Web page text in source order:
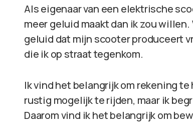
Als eigenaar van een elektrische
meer geluid maakt dan ik zou
geluid dat mijn scooter produceert
die ik op straat tegenkom.
Ik vind het belangrijk om rekening
rustig mogelijk te rijden, maar ik
Daarom vind ik het belangrijk om